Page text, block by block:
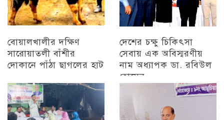
বোয়ালখালীর দক্ষিণ
সারোয়াতলী বাঁশীর
দোকানে পাঁঠা ছাগলের হাট
দেশের চক্ষু চিকিৎসা
সেবায় এক অবিস্মরণীয়
নাম অধ্যাপক ডা. রবিউল
হোসেন